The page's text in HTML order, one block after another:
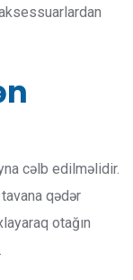
cəlb edilməlidir.
qədər
otağın